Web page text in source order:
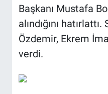
Başkanı Mustafa
alındığını
Özdemir, Ekrem
verdi.